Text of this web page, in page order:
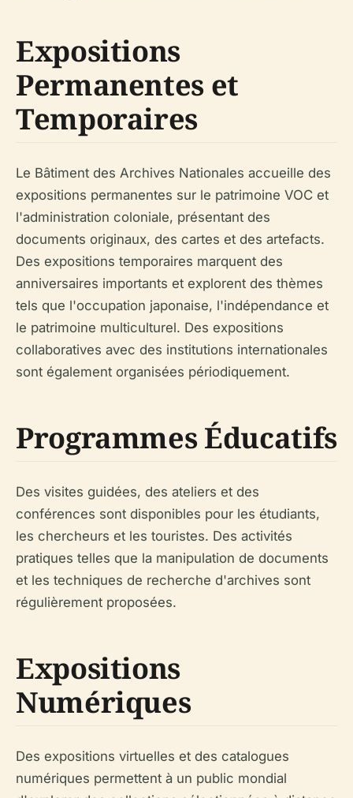
Expositions
Permanentes et
Temporaires
Le Bâtiment des Archives Nationales accueille des
expositions permanentes sur le patrimoine VOC et
l'administration coloniale, présentant des
documents originaux, des cartes et des artefacts.
Des expositions temporaires marquent des
anniversaires importants et explorent des thèmes
tels que l'occupation japonaise, l'indépendance et
le patrimoine multiculturel. Des expositions
collaboratives avec des institutions internationales
sont également organisées périodiquement.
Programmes Éducatifs
Des visites guidées, des ateliers et des
conférences sont disponibles pour les étudiants,
les chercheurs et les touristes. Des activités
pratiques telles que la manipulation de documents
et les techniques de recherche d'archives sont
régulièrement proposées.
Expositions
Numériques
Des expositions virtuelles et des catalogues
numériques permettent à un public mondial